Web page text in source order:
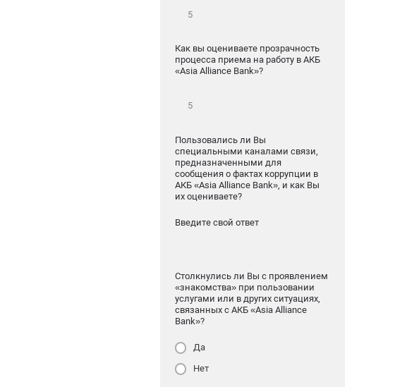
Как вы оцениваете прозрачность
процесса приема на работу в АКБ
«Asia Alliance Bank»?
Пользовались ли Вы
специальными каналами связи,
предназначенными для
сообщения о фактах коррупции в
АКБ «Asia Alliance Bank», и как Вы
их оцениваете?
Введите свой ответ
Столкнулись ли Вы с проявлением
«знакомства» при пользовании
услугами или в других ситуациях,
связанных с АКБ «Asia Alliance
Bank»?
Да
Нет